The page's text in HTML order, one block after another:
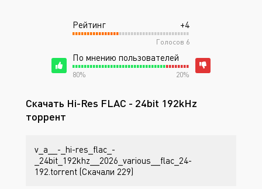
Рейтинг +4
Голосов 6
По мнению пользователей
80% 20%
Скачать Hi-Res FLAC - 24bit 192kHz
торрент
v_a__-_hi-res_flac_-
_24bit_192khz__2026_various__flac_24-
192.torrent (Скачали 229)